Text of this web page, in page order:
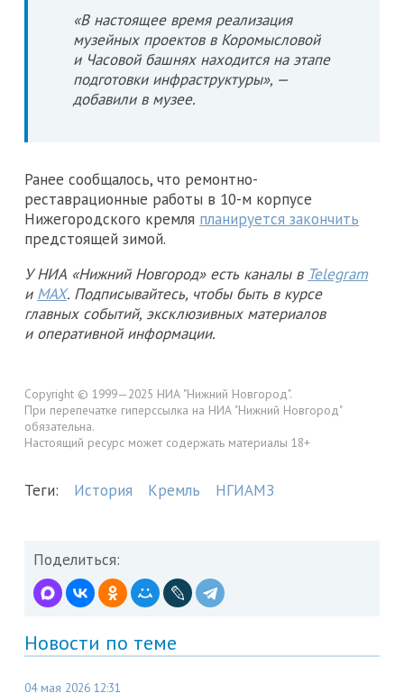
«В настоящее время реализация
музейных проектов в Коромысловой
и Часовой башнях находится на этапе
подготовки инфраструктуры», —
добавили в музее.
Ранее сообщалось, что ремонтно-
реставрационные работы в 10-м корпусе
Нижегородского кремля планируется закончить
предстоящей зимой.
У НИА «Нижний Новгород» есть каналы в Telegram
и MAX. Подписывайтесь, чтобы быть в курсе
главных событий, эксклюзивных материалов
и оперативной информации.
Copyright © 1999—2025 НИА "Нижний Новгород".
При перепечатке гиперссылка на НИА "Нижний Новгород"
обязательна.
Настоящий ресурс может содержать материалы 18+
Теги: История Кремль НГИАМЗ
Поделиться:
Новости по теме
04 мая 2026 12:31